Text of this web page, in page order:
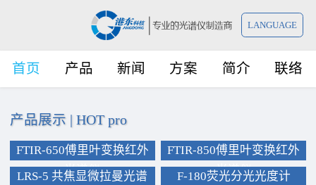
LANGUAGE
首页 产品 新闻 方案 简介 联络
产品展示 HOT pro
FTIR-650傅里叶变换红外
光谱仪
FTIR-850傅里叶变换红外
光谱仪
LRS-5 共焦显微拉曼光谱
F-180荧光分光光度计